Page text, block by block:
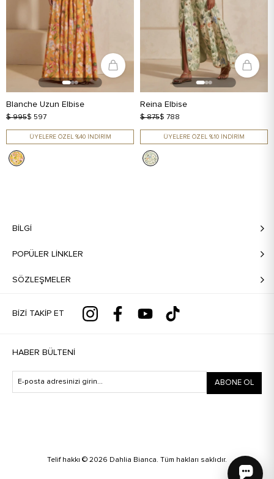
Blanche Uzun Elbise
$ 995$ 597
ÜYELERE ÖZEL %40 İNDİRİM
Reina Elbise
$ 875$ 788
ÜYELERE ÖZEL %10 İNDİRİM
BILGI
POPÜLER LİNKLER
SÖZLEŞMELER
BIZI TAKIP ET
HABER BÜLTENI
ABONE OL
Telif hakkı © 2026 Dahlia Bianca. Tüm hakları saklıdır.